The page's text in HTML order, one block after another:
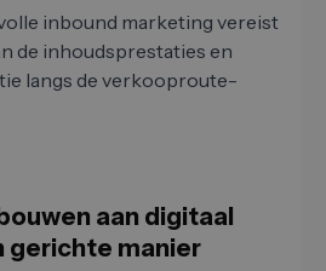
inbound marketing vereist
de inhoudsprestaties en
langs de verkooproute-
aan digitaal
gerichte manier